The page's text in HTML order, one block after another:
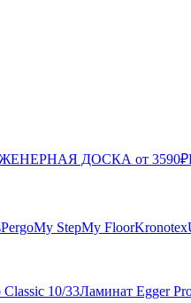
ДОСКА от 3590₽
PergoMy StepMy FloorKronotex
10/33Ламинат Egger